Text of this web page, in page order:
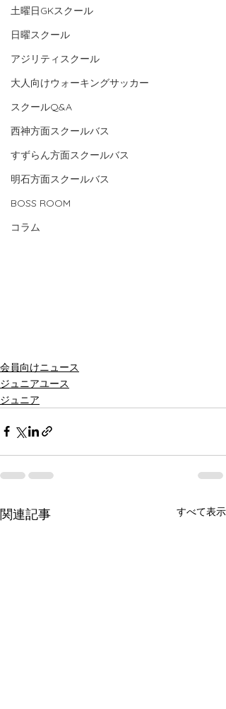
土曜日GKスクール
日曜スクール
アジリティスクール
大人向けウォーキングサッカー
スクールQ&A
西神方面スクールバス
すずらん方面スクールバス
明石方面スクールバス
BOSS ROOM
コラム
会員向けニュース
ジュニアユース
ジュニア
関連記事 すべて表示